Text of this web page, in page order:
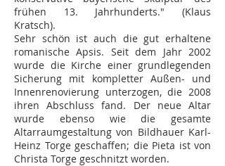
frühen 13. Jahrhunderts." (Klaus
Kratsch).
Sehr schön ist auch die gut erhaltene
romanische Apsis. Seit dem Jahr 2002
wurde die Kirche einer grundlegenden
Sicherung mit kompletter Außen- und
Innenrenovierung unterzogen, die 2008
ihren Abschluss fand. Der neue Altar
wurde ebenso wie die gesamte
Altarraumgestaltung von Bildhauer Karl-
Heinz Torge geschaffen; die Pieta ist von
Christa Torge geschnitzt worden.